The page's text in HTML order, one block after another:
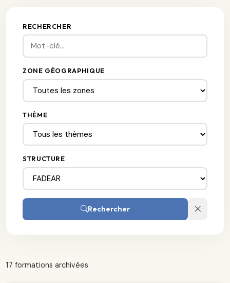
RECHERCHER
ZONE GÉOGRAPHIQUE
THÈME
STRUCTURE
Rechercher
17 formations archivées